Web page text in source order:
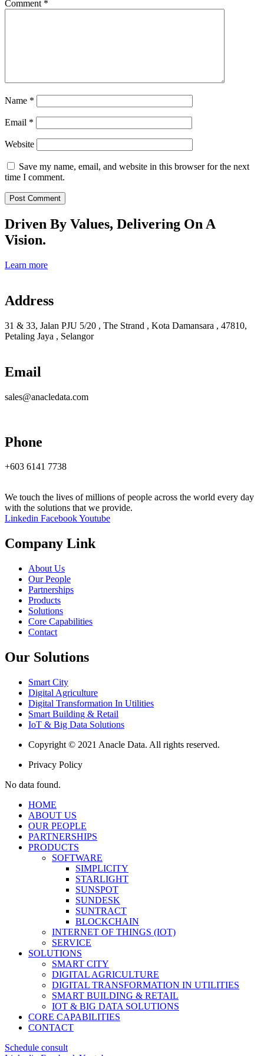
Comment *
Name *
Email *
Website
Save my name, email, and website in this browser for the next
time I comment.
Driven By Values, Delivering On A
Vision.
Learn more
Address
31 & 33, Jalan PJU 5/20 , The Strand , Kota Damansara , 47810,
Petaling Jaya , Selangor
Email
sales@anacledata.com
Phone
+603 6141 7738
We touch the lives of millions of people across the world every day
with the solutions that we provide.
Linkedin FacebookYoutube
Company Link
About Us
Our People
Partnerships
Products
Solutions
Core Capabilities
Contact
Our Solutions
Smart City
Digital Agriculture
Digital Transformation In Utilities
Smart Building & Retail
IoT & Big Data Solutions
Copyright © 2021 Anacle Data. All rights reserved.
Privacy Policy
No data found.
HOME
ABOUT US
OUR PEOPLE
PARTNERSHIPS
PRODUCTS
SOFTWARE
SIMPLICITY
STARLIGHT
SUNSPOT
SUNDESK
SUNTRACT
BLOCKCHAIN
INTERNET OF THINGS (IOT)
SERVICE
SOLUTIONS
SMART CITY
DIGITAL AGRICULTURE
DIGITAL TRANSFORMATION IN UTILITIES
SMART BUILDING & RETAIL
IOT & BIG DATA SOLUTIONS
CORE CAPABILITIES
CONTACT
Schedule consult